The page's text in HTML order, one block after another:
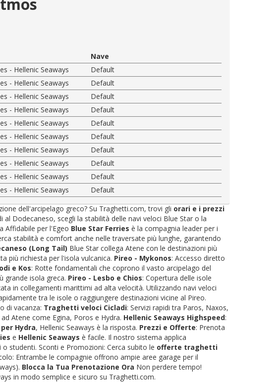
Nave
- Hellenic Seaways
Default
- Hellenic Seaways
Default
- Hellenic Seaways
Default
- Hellenic Seaways
Default
- Hellenic Seaways
Default
- Hellenic Seaways
Default
- Hellenic Seaways
Default
- Hellenic Seaways
Default
- Hellenic Seaways
Default
- Hellenic Seaways
Default
dell'arcipelago greco? Su Traghetti.com, trovi gli orari e i prezzi
Dodecaneso, scegli la stabilità delle navi veloci Blue Star o la
Affidabile per l'Egeo Blue Star Ferries è la compagnia leader per i
stabilità e comfort anche nelle traversate più lunghe, garantendo
(Long Tail) Blue Star collega Atene con le destinazioni più
più richiesta per l'isola vulcanica. Pireo - Mykonos: Accesso diretto
e Kos: Rotte fondamentali che coprono il vasto arcipelago del
grande isola greca. Pireo - Lesbo e Chios: Copertura delle isole
in collegamenti marittimi ad alta velocità. Utilizzando navi veloci
tra le isole o raggiungere destinazioni vicine al Pireo.
di vacanza: Traghetti veloci Cicladi: Servizi rapidi tra Paros, Naxos,
Atene come Egina, Poros e Hydra. Hellenic Seaways Highspeed:
Hydra, Hellenic Seaways è la risposta. Prezzi e Offerte: Prenota
e Hellenic Seaways è facile. Il nostro sistema applica
studenti. Sconti e Promozioni: Cerca subito le offerte traghetti
Entrambe le compagnie offrono ampie aree garage per il
Blocca la Tua Prenotazione Ora Non perdere tempo!
in modo semplice e sicuro su Traghetti.com.